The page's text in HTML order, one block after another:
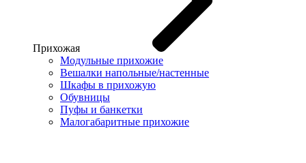
Прихожая
Модульные прихожие
Вешалки напольные/настенные
Шкафы в прихожую
Обувницы
Пуфы и банкетки
Малогабаритные прихожие